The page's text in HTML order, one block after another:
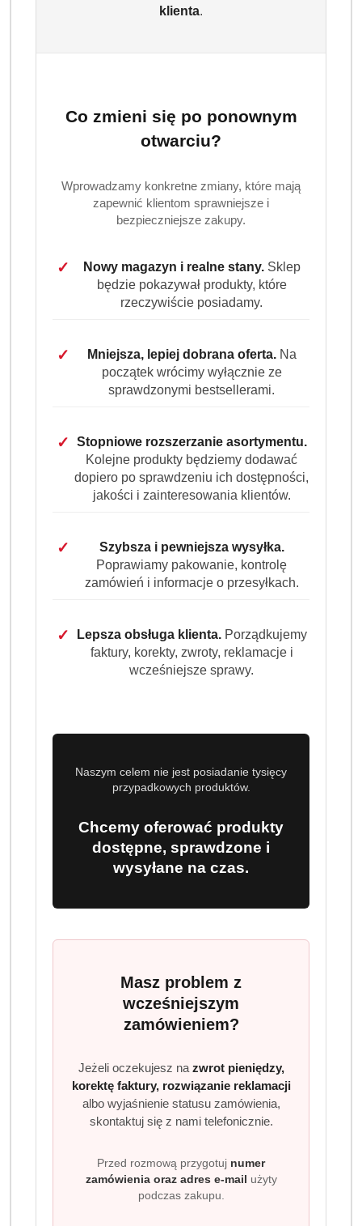
Haribo Vampire Żelki z Lukrecją 1 kg
Worek - Owocowo-lukrecjowe
nietoperze
Kolorowe żelki w kształcie nietoperzy z pysznym
połączeniem miękkiej lukrecji i owocowej galaretki. Trzy
propozycja Haribo dla fanów słodyczy z charakterem.
Brak towaru
zalogowanych klientów.
Dostępność
4001686202142
INFORMACJE
(0)
Haribo Vampire to wyjątkowe połączenie intensywnej
lukrecji z owocowym smakiem. Żelki w formie nietoperzy
mają kolorowe skrzydła z galaretki i miękki korpus z
fanach intensywnych smaków.
Dlaczego warto?
Unikalny kształt nietoperzy idealne na imprezy,
Połączenie owocowej galaretki z miękką lukrecją.
Bez sztucznych barwników.
klienta.
Co zmieni się po ponownym
otwarciu?
Wprowadzamy konkretne zmiany, które mają
zapewnić klientom sprawniejsze i
bezpieczniejsze zakupy.
✓ Nowy magazyn i realne stany.Sklep
będzie pokazywał produkty, które
rzeczywiście posiadamy.
✓ Mniejsza, lepiej dobrana oferta.Na
początek wrócimy wyłącznie ze
sprawdzonymi bestsellerami.
✓
Stopniowe rozszerzanie asortymentu.
Kolejne produkty będziemy dodawać
dopiero po sprawdzeniu ich dostępności,
jakości i zainteresowania klientów.
✓
Szybsza i pewniejsza wysyłka.
Poprawiamy pakowanie, kontrolę
zamówień i informacje o przesyłkach.
✓ Lepsza obsługa klienta.Porządkujemy
faktury, korekty, zwroty, reklamacje i
wcześniejsze sprawy.
Naszym celem nie jest posiadanie tysięcy
przypadkowych produktów.
Chcemy oferować produkty
dostępne, sprawdzone i
wysyłane na czas.
Masz problem z
wcześniejszym
zamówieniem?
Jeżeli oczekujesz na zwrot pieniędzy,
korektę faktury, rozwiązanie reklamacji
albo wyjaśnienie statusu zamówienia,
skontaktuj się z nami telefonicznie.
Przed rozmową przygotuj numer
zamówienia oraz adres e-mail użyty
podczas zakupu.